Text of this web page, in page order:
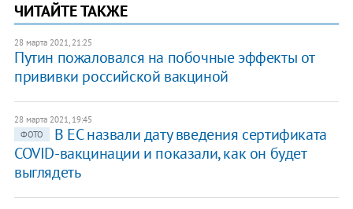
ЧИТАЙТЕ ТАКЖЕ
28 марта 2021, 21:25
Путин пожаловался на побочные эффекты от
прививки российской вакциной
28 марта 2021, 19:45
ФОТО
В ЕС назвали дату введения сертификата
COVID-вакцинации и показали, как он будет
выглядеть